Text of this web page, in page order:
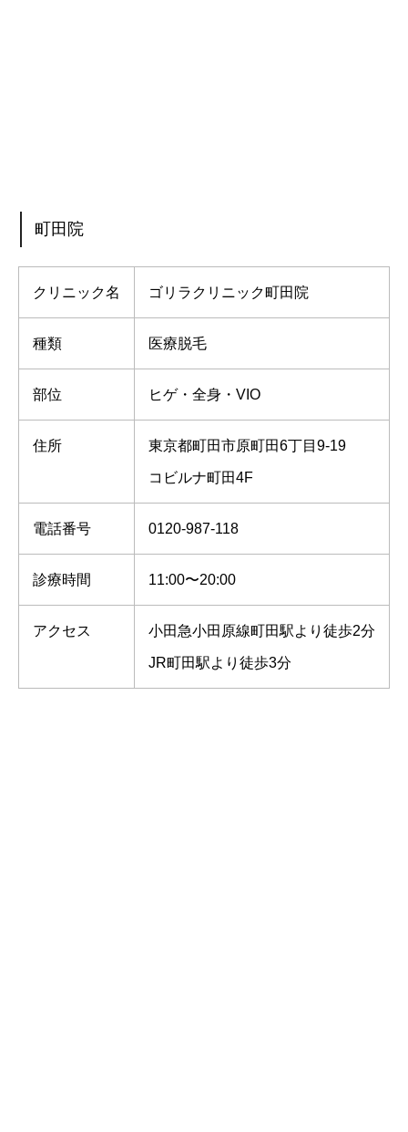
町田院
クリニック名 ゴリラクリニック町田院
種類 医療脱毛
部位 ヒゲ・全身・VIO
住所 東京都町田市原町田6丁目9-19
コビルナ町田4F
電話番号 0120-987-118
診療時間 11:00〜20:00
アクセス 小田急小田原線町田駅より徒歩2分
JR町田駅より徒歩3分